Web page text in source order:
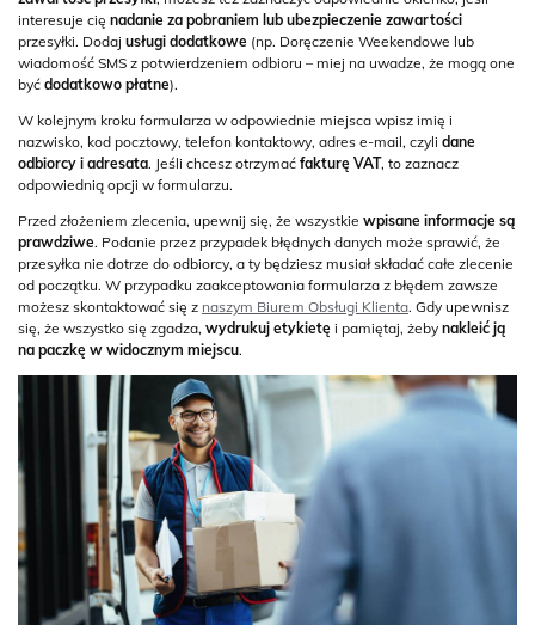
interesuje cię nadanie za pobraniem lub ubezpieczenie zawartości
przesyłki. Dodaj usługi dodatkowe (np. Doręczenie Weekendowe lub
wiadomość SMS z potwierdzeniem odbioru – miej na uwadze, że mogą one
być dodatkowo płatne).
W kolejnym kroku formularza w odpowiednie miejsca wpisz imię i
nazwisko, kod pocztowy, telefon kontaktowy, adres e-mail, czyli dane
odbiorcy i adresata. Jeśli chcesz otrzymać fakturę VAT, to zaznacz
odpowiednią opcji w formularzu.
Przed złożeniem zlecenia, upewnij się, że wszystkie wpisane informacje są
prawdziwe. Podanie przez przypadek błędnych danych może sprawić, że
przesyłka nie dotrze do odbiorcy, a ty będziesz musiał składać całe zlecenie
od początku. W przypadku zaakceptowania formularza z błędem zawsze
możesz skontaktować się z naszym Biurem Obsługi Klienta. Gdy upewnisz
się, że wszystko się zgadza, wydrukuj etykietę i pamiętaj, żeby nakleić ją
na paczkę w widocznym miejscu.